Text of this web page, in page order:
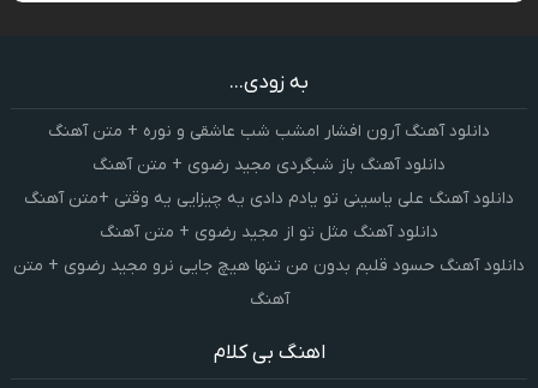
به زودی...
دانلود آهنگ آرون افشار امشب شب عاشقی و نوره + متن آهنگ
دانلود آهنگ باز شبگردی مجید رضوی + متن آهنگ
دانلود آهنگ علی یاسینی تو یادم دادی یه چیزایی یه وقتی +متن آهنگ
دانلود آهنگ مثل تو از مجید رضوی + متن آهنگ
دانلود آهنگ حسود قلبم بدون من تنها هیچ جایی نرو مجید رضوی + متن
آهنگ
اهنگ بی کلام